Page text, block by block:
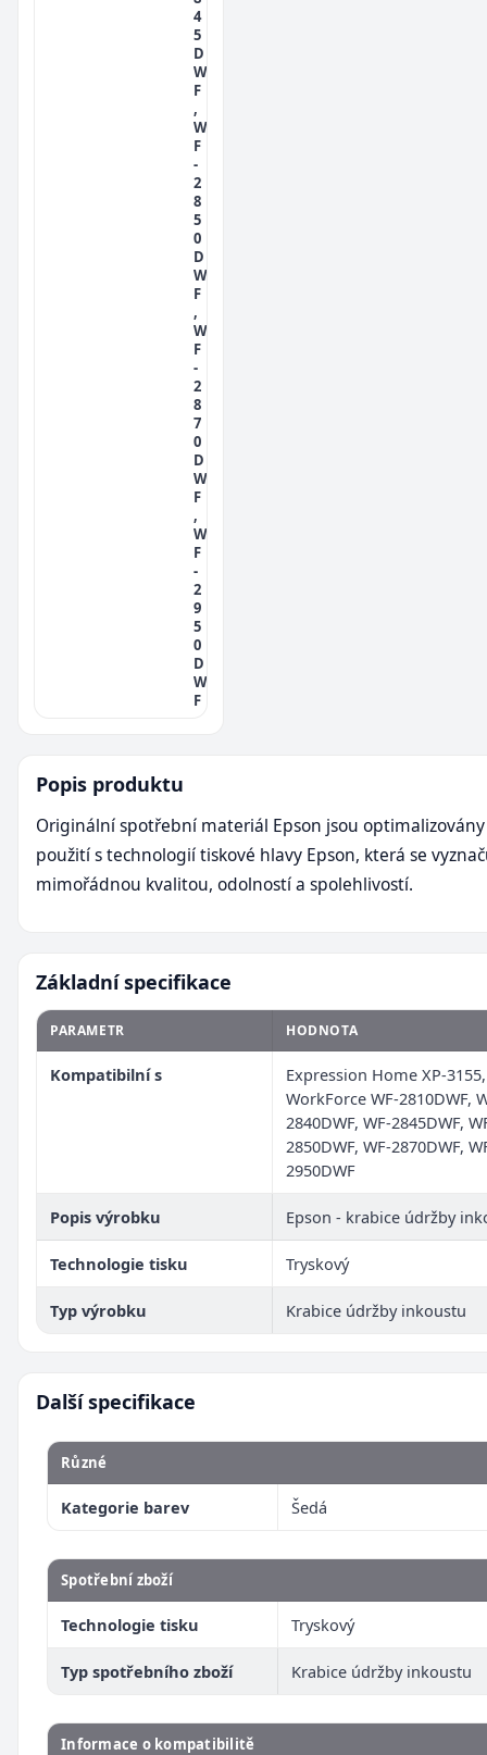
4
5
D
W
F
,
W
F
-
2
8
5
0
D
W
F
,
W
F
-
2
8
7
0
D
W
F
,
W
F
-
2
9
5
0
D
W
F
Popis produktu
Originální spotřební materiál Epson jsou
použití s technologií tiskové hlavy Epson, která se
mimořádnou kvalitou, odolností a spolehlivostí.
Základní specifikace
PARAMETR HODNOTA
Kompatibilní s
Expression Home XP-
WorkForce WF-2810DWF,
2840DWF, WF-2845DWF,
2850DWF, WF-2870DWF,
2950DWF
Popis výrobku Epson - krabice údržby
Technologie tisku Tryskový
Typ výrobku Krabice údržby inkoustu
Další specifikace
Různé
Kategorie barev Šedá
Spotřební zboží
Technologie tisku Tryskový
Typ spotřebního zboží Krabice údržby inkoustu
Informace o kompatibilitě